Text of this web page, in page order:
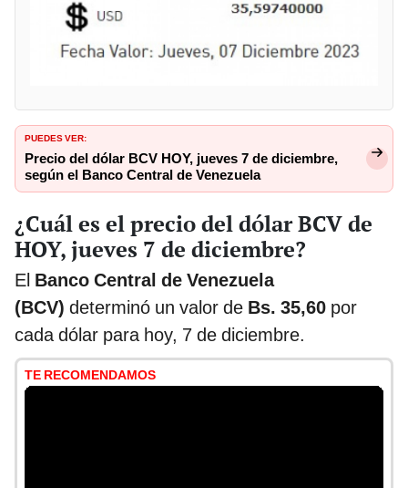
PUEDES VER:
Precio del dólar BCV HOY, jueves 7 de diciembre,
según el Banco Central de Venezuela
¿Cuál es el precio del dólar BCV de
HOY, jueves 7 de diciembre?
El Banco Central de Venezuela
(BCV) determinó un valor de Bs. 35,60 por
cada dólar para hoy, 7 de diciembre.
TE RECOMENDAMOS